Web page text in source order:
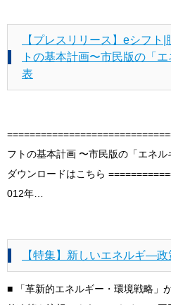
【プレスリリース】eシフ
トの基本計画〜市民版の「
表
フトの基本計画 〜市民版の「エネ
ダウンロードはこちら
012年…
【特集】新しいエネルギ―
■ 「革新的エネルギー・環境戦略」